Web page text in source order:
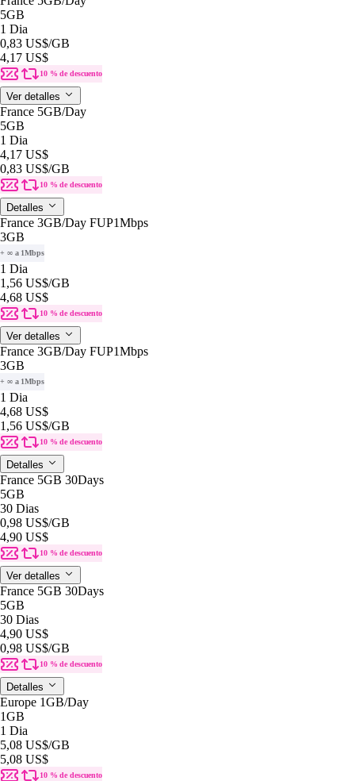
5GB
1 Dia
0,83 US$/GB
4,17 US$
10 % de descuento
Ver detalles
France 5GB/Day
5GB
1 Dia
4,17 US$
0,83 US$/GB
10 % de descuento
Detalles
France 3GB/Day FUP1Mbps
3GB
+ ∞ a 1Mbps
1 Dia
1,56 US$/GB
4,68 US$
10 % de descuento
Ver detalles
France 3GB/Day FUP1Mbps
3GB
+ ∞ a 1Mbps
1 Dia
4,68 US$
1,56 US$/GB
10 % de descuento
Detalles
France 5GB 30Days
5GB
30 Dias
0,98 US$/GB
4,90 US$
10 % de descuento
Ver detalles
France 5GB 30Days
5GB
30 Dias
4,90 US$
0,98 US$/GB
10 % de descuento
Detalles
Europe 1GB/Day
1GB
1 Dia
5,08 US$/GB
5,08 US$
10 % de descuento